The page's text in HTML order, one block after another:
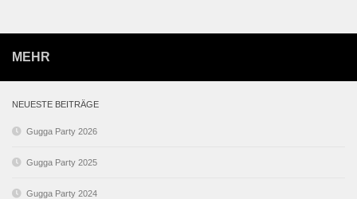
MEHR
NEUESTE BEITRÄGE
Gugga Party 2026
Gugga Party 2025
Gugga Party 2024